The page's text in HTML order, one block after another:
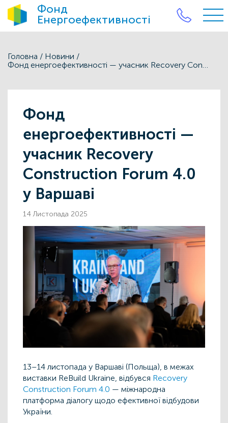
Фонд
Енергоефективності
Головна / Новини /
Фонд енергоефективності — учасник Recovery Construction Forum 4.0 у Варшаві
Фонд
енергоефективності —
учасник Recovery
Construction Forum 4.0
у Варшаві
14 Листопада 2025
13–14 листопада у Варшаві (Польща), в межах
виставки ReBuild Ukraine, відбувся Recovery
Construction Forum 4.0 — міжнародна
платформа діалогу щодо ефективної відбудови
України.